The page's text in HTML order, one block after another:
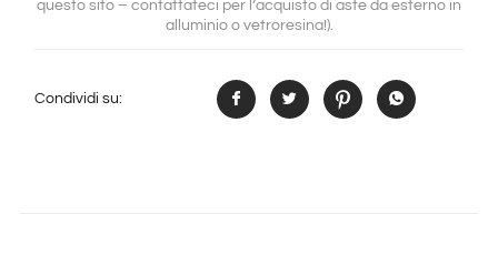
questo sito – contattateci per l’acquisto di aste da esterno in
alluminio o vetroresina!).
Condividi su: